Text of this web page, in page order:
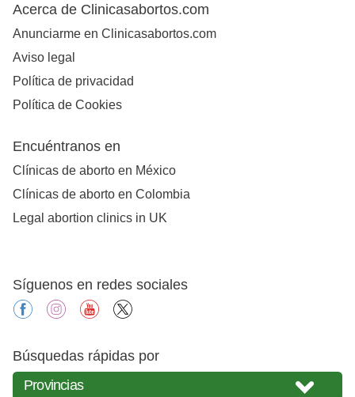
Acerca de Clinicasabortos.com
Anunciarme en Clinicasabortos.com
Aviso legal
Política de privacidad
Política de Cookies
Encuéntranos en
Clínicas de aborto en México
Clínicas de aborto en Colombia
Legal abortion clinics in UK
Síguenos en redes sociales
facebookinstagramyoutube
Búsquedas rápidas por